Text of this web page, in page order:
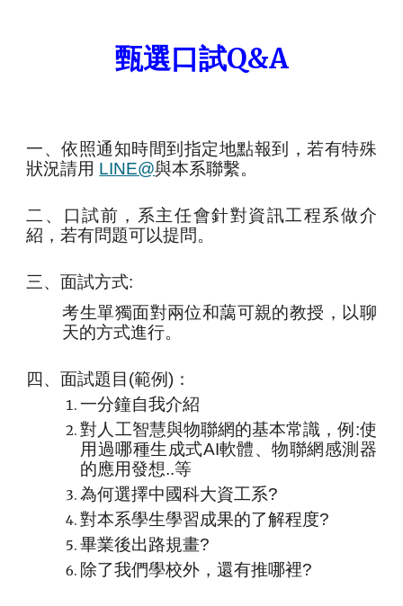
甄選口試Q&A
一、依照通知時間到指定地點報到，若有特殊
狀況請用 LINE@與本系聯繫。
二、口試前，系主任會針對資訊工程系做介
紹，若有問題可以提問。
三、面試方式:
考生單獨面對兩位和藹可親的教授，以聊
天的方式進行。
四、面試題目(範例)：
一分鐘自我介紹
對人工智慧與物聯網的基本常識，例:使
用過哪種生成式AI軟體、物聯網感測器
的應用發想..等
為何選擇中國科大資工系?
對本系學生學習成果的了解程度?
畢業後出路規畫?
除了我們學校外，還有推哪裡?